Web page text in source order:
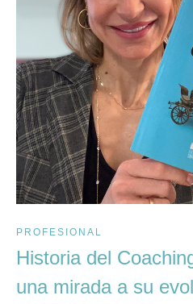
PROFESIONAL
Historia del
una mirada a su